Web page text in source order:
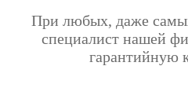
При любых, даже
специалист нашей
гарантийную